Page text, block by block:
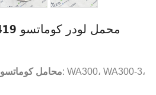
محامل كوماتسو